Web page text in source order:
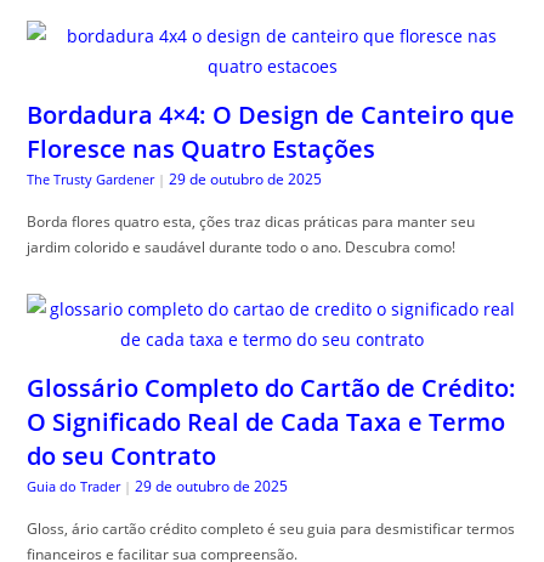
Bordadura 4×4: O Design de Canteiro que
Floresce nas Quatro Estações
The Trusty Gardener | 29 de outubro de 2025
Borda flores quatro esta, ções traz dicas práticas para manter seu
jardim colorido e saudável durante todo o ano. Descubra como!
Glossário Completo do Cartão de Crédito:
O Significado Real de Cada Taxa e Termo
do seu Contrato
Guia do Trader | 29 de outubro de 2025
Gloss, ário cartão crédito completo é seu guia para desmistificar termos
financeiros e facilitar sua compreensão.